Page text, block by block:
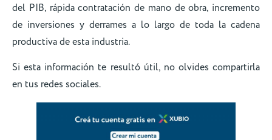
del PIB, rápida contratación de mano de obra, incremento
de inversiones y derrames a lo largo de toda la cadena
productiva de esta industria.
Si esta información te resultó útil, no olvides compartirla
en tus redes sociales.